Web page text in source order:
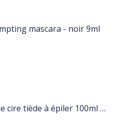
mascara - noir 9ml
Cartouche de cire tiède à épiler 100ml nacré